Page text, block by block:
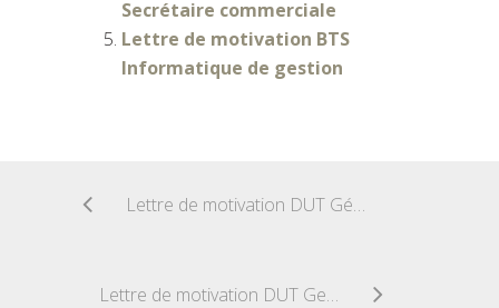
Secrétaire commerciale
Lettre de motivation BTS
Informatique de gestion
Lettre de motivation DUT Génie Thermique
Lettre de motivation DUT Gestion Logistique et Transport